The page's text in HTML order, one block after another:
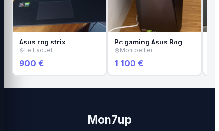
Asus rog strix
Le Faouët
900 €
Pc gaming Asus Rog
Montpellier
1 100 €
Mon7up